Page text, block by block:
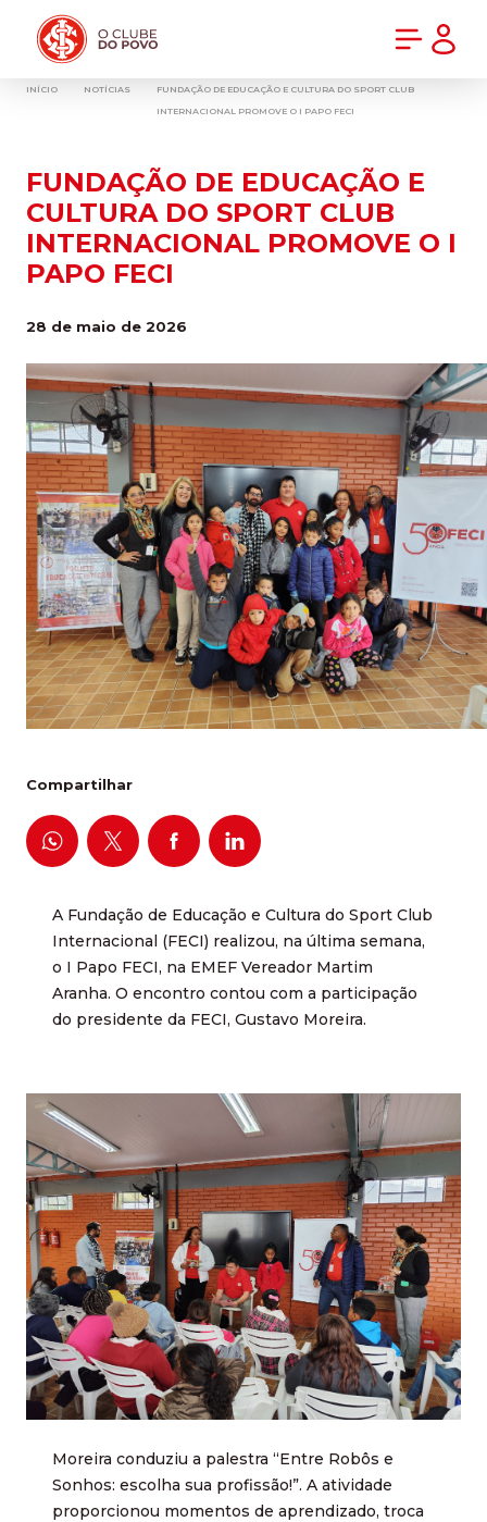
INÍCIO NOTÍCIAS
FUNDAÇÃO DE EDUCAÇÃO E CULTURA DO SPORT CLUB
INTERNACIONAL PROMOVE O I PAPO FECI
FUNDAÇÃO DE EDUCAÇÃO E
CULTURA DO SPORT CLUB
INTERNACIONAL PROMOVE O I
PAPO FECI
28 de maio de 2026
Compartilhar
A Fundação de Educação e Cultura do Sport Club
Internacional (FECI) realizou, na última semana,
o I Papo FECI, na EMEF Vereador Martim
Aranha. O encontro contou com a participação
do presidente da FECI, Gustavo Moreira.
Moreira conduziu a palestra “Entre Robôs e
Sonhos: escolha sua profissão!”. A atividade
proporcionou momentos de aprendizado, troca